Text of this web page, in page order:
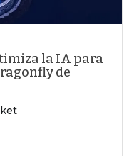
la IA para
de